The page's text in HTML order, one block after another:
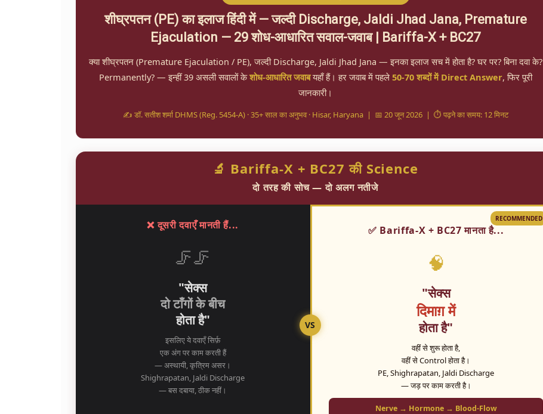
शीघ्रपतन (PE) का इलाज हिंदी में — जल्दी Discharge, Jaldi Jhad Jana, Premature
Ejaculation — 29 शोध-आधारित सवाल-जवाब | Bariffa-X + BC27
क्या शीघ्रपतन (Premature Ejaculation / PE), जल्दी Discharge, Jaldi Jhad Jana — इनका इलाज सच में होता है? घर पर? बिना दवा के?
Permanently? — इन्हीं 39 असली सवालों केशोध-आधारित जवाबयहाँ हैं। हर जवाब में पहले 50-70 शब्दों में Direct Answer, फिर पूरी
जानकारी।
✍️ डॉ. सतीश शर्मा DHMS (Reg. 5454-A) · 35+ साल का अनुभव · Hisar, Haryana | 📅 20 जून 2026 | ⏱️ पढ़ने का समय: 12 मिनट
🔬 Bariffa-X + BC27 की Science
दो तरह की सोच — दो अलग नतीजे
❌ दूसरी दवाएँ मानती हैं...
🦵🦵
"सेक्स
दो टाँगों के बीच
होता है"
इसलिए ये दवाएँ सिर्फ़
एक अंग पर काम करती हैं
— अस्थायी, कृत्रिम असर।
Shighrapatan, Jaldi Discharge
— बस दबाया, ठीक नहीं।
VS
RECOMMENDED
✅ Bariffa-X + BC27 मानता है...
🧠
"सेक्स
दिमाग़ में
होता है"
वहीं से शुरू होता है,
वहीं से Control होता है।
PE, Shighrapatan, Jaldi Discharge
— जड़ पर काम करती है।
Nerve → Hormone → Blood-Flow